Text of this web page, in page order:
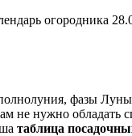
огородника
фазы
не нужно обладать
таблица